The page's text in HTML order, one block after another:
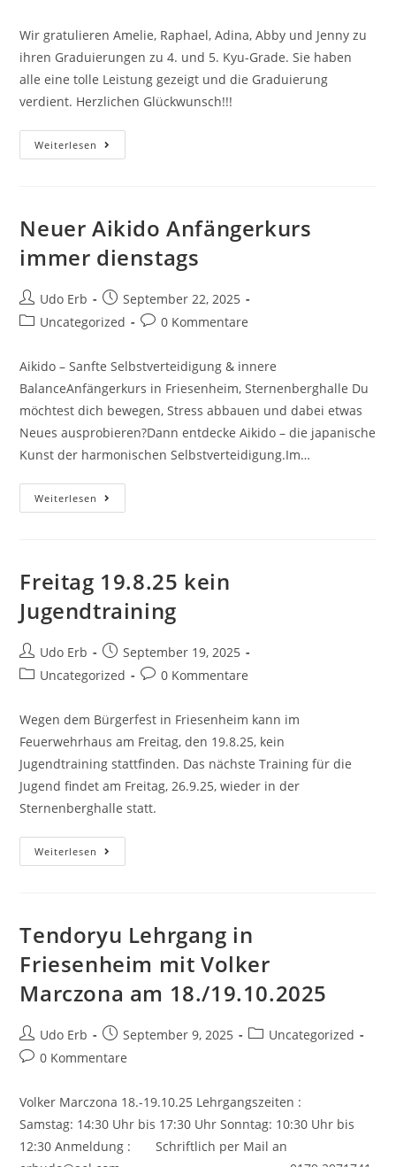
Wir gratulieren Amelie, Raphael, Adina, Abby und Jenny zu
ihren Graduierungen zu 4. und 5. Kyu-Grade. Sie haben
alle eine tolle Leistung gezeigt und die Graduierung
verdient. Herzlichen Glückwunsch!!!
Weiterlesen Graduierungen
Bei
Neuer Aikido Anfängerkurs
immer dienstags
Beitrags-
Autor:
Udo Erb
Beitrag
veröffentlicht:
September 22, 2025
Beitrags-
Uncategorized
Beitrags-
0 Kommentare
Aikido – Sanfte Selbstverteidigung & innere
BalanceAnfängerkurs in Friesenheim, Sternenberghalle Du
möchtest dich bewegen, Stress abbauen und dabei etwas
Neues ausprobieren?Dann entdecke Aikido – die japanische
Kunst der harmonischen Selbstverteidigung.Im…
Weiterlesen Neuer
Aikido
Freitag 19.8.25 kein
Jugendtraining
Beitrags-
Autor:
Udo Erb
Beitrag
veröffentlicht:
September 19, 2025
Beitrags-
Uncategorized
Beitrags-
0 Kommentare
Wegen dem Bürgerfest in Friesenheim kann im
Feuerwehrhaus am Freitag, den 19.8.25, kein
Jugendtraining stattfinden. Das nächste Training für die
Jugend findet am Freitag, 26.9.25, wieder in der
Sternenberghalle statt.
Weiterlesen Freitag
19.8.25
Tendoryu Lehrgang in
Friesenheim mit Volker
Marczona am 18./19.10.2025
Beitrags-
Autor:
Udo Erb
Beitrag
veröffentlicht:
September 9, 2025
Beitrags-
Uncategorized
Beitrags-
0 Kommentare
Volker Marczona 18.-19.10.25 Lehrgangszeiten :
Samstag: 14:30 Uhr bis 17:30 Uhr Sonntag: 10:30 Uhr bis
12:30 Anmeldung : Schriftlich per Mail an